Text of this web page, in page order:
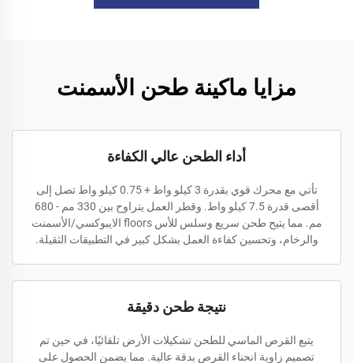
مزايا ماكينة طحن الأسمنت
أداء الطحن عالي الكفاءة
تأتي مع محرك قوي بقدرة 3 كيلو واط + 0.75 كيلو واط تصل إلى
أقصى قدرة 7.5 كيلو واط. وقطر العمل يتراوح بين 330 مم - 680
مم. مما يتيح طحن سريع وسلس للأس floors الايبوكسي/الأسمنت
والرخام، وتحسين كفاءة العمل بشكل كبير في التطبيقات الثقيلة.
نتيجة طحن دقيقة
يتبع القرص الماسي للطحن تشكيلات الأرض تلقائيًا، في حين تم
تصميم زاوية انحناء القرص بدقة عالية. مما يضمن الحصول على